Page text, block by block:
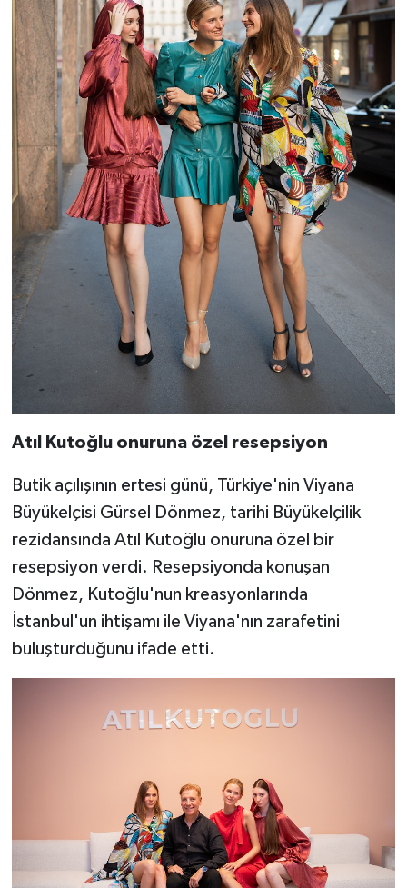
Atıl Kutoğlu onuruna özel resepsiyon
Butik açılışının ertesi günü, Türkiye'nin Viyana
Büyükelçisi Gürsel Dönmez, tarihi Büyükelçilik
rezidansında Atıl Kutoğlu onuruna özel bir
resepsiyon verdi. Resepsiyonda konuşan
Dönmez, Kutoğlu'nun kreasyonlarında
İstanbul'un ihtişamı ile Viyana'nın zarafetini
buluşturduğunu ifade etti.